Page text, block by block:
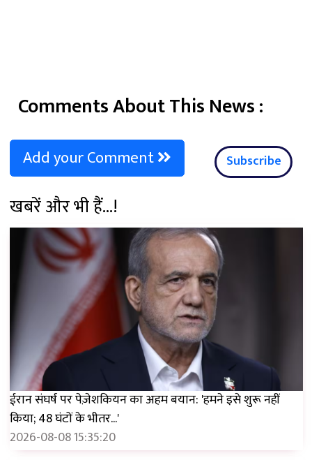
Comments About This News :
Add your Comment Subscribe
खबरें और भी हैं...!
ईरान संघर्ष पर पेज़ेशकियन का अहम बयान: 'हमने इसे शुरू नहीं
किया; 48 घंटों के भीतर...'
2026-08-08 15:35:20